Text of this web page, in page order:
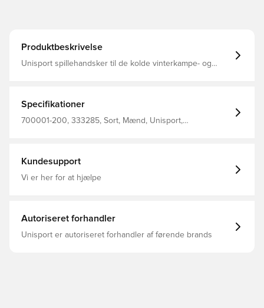
Produktbeskrivelse
Unisport spillehandsker til de kolde vinterkampe- og
gør at du sikkert og effektivt kan ses i mørket Designet
med stilfuldt Unisport-logo på ydersiden Fremstillet i 85%
polyester og 15% elastan.
Specifikationer
700001-200, 333285, Sort, Mænd, Unisport,
Kundesupport
Vi er her for at hjælpe
Autoriseret forhandler
Unisport er autoriseret forhandler af førende brands